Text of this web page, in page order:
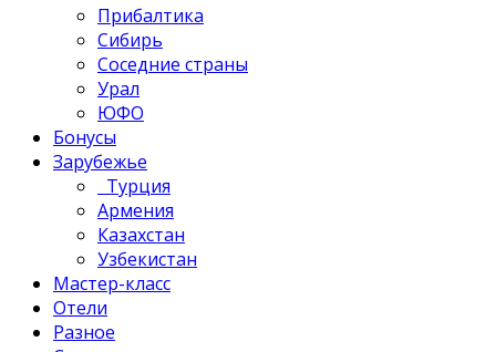
Прибалтика
Сибирь
Соседние страны
Урал
ЮФО
Бонусы
Зарубежье
Турция
Армения
Казахстан
Узбекистан
Мастер-класс
Отели
Разное